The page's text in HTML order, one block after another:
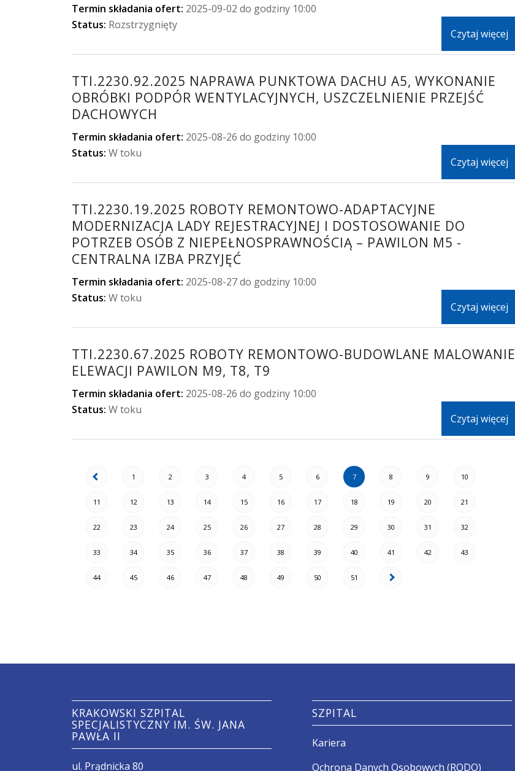
Termin składania ofert: 2025-09-02 do godziny 10:00
Status: Rozstrzygnięty
Czytaj więcej
TTI.2230.92.2025 NAPRAWA PUNKTOWA DACHU A5, WYKONANIE
OBRÓBKI PODPÓR WENTYLACYJNYCH, USZCZELNIENIE PRZEJŚĆ
DACHOWYCH
Termin składania ofert: 2025-08-26 do godziny 10:00
Status:W toku
Czytaj więcej
TTI.2230.19.2025 ROBOTY REMONTOWO-ADAPTACYJNE
MODERNIZACJA LADY REJESTRACYJNEJ I DOSTOSOWANIE DO
POTRZEB OSÓB Z NIEPEŁNOSPRAWNOŚCIĄ – PAWILON M5 -
CENTRALNA IZBA PRZYJĘĆ
Termin składania ofert: 2025-08-27 do godziny 10:00
Status:W toku
Czytaj więcej
TTI.2230.67.2025 ROBOTY REMONTOWO-BUDOWLANE MALOWANIE
ELEWACJI PAWILON M9, T8, T9
Termin składania ofert: 2025-08-26 do godziny 10:00
Status:W toku
Czytaj więcej
1 2 3 4 5 6 7 8 9 10
11 12 13 14 15 16 17 18 19 20 21
22 23 24 25 26 27 28 29 30 31 32
33 34 35 36 37 38 39 40 41 42 43
44 45 46 47 48 49 50 51
KRAKOWSKI SZPITAL
SPECJALISTYCZNY IM. ŚW. JANA
PAWŁA II
ul. Prądnicka 80
SZPITAL
Kariera
Ochrona Danych Osobowych (RODO)